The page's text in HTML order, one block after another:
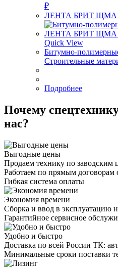
₽
ЛЕНТА БРИТ ЩМА
Quick View
Битумно-
Строительные
Подробнее
Почему
нас?
Выгодные цены
Продаем технику по заводским
Работаем по прямым договорам
Гибкая система оплаты
Экономия времени
Сборка и ввод в эксплуатацию
Гарантийное сервисное
Удобно и быстро
Доставка по всей России ТК:
Минимальные сроки поставки